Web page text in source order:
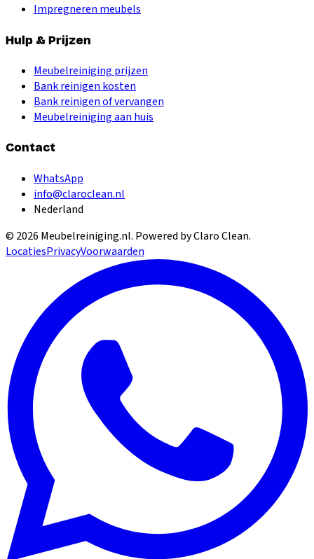
Impregneren meubels
Hulp & Prijzen
Meubelreiniging prijzen
Bank reinigen kosten
Bank reinigen of vervangen
Meubelreiniging aan huis
Contact
WhatsApp
info@claroclean.nl
Nederland
© 2026 Meubelreiniging.nl. Powered by Claro Clean.
LocatiesPrivacyVoorwaarden